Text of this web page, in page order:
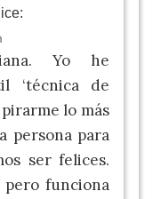
Yo he
‘técnica de
lo más
persona para
ser felices.
pero funciona